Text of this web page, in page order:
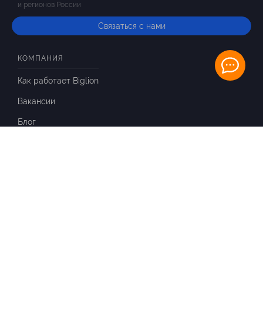
и регионов России
Связаться с нами
КОМПАНИЯ
Как работает Biglion
Вакансии
Блог